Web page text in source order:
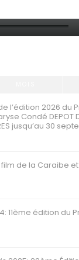
l’édition 2026 du
Condé DEPOT
jusqu’au 30
de la Caraibe
11ème édition du